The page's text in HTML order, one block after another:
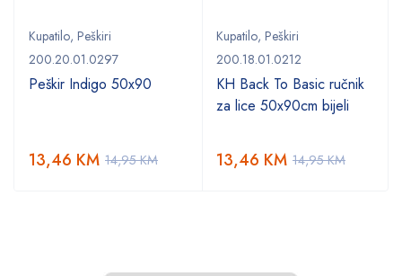
Kupatilo, Peškiri
200.20.01.0297
Peškir Indigo 50x90
14,95KM
13,46 KM
Kupatilo, Peškiri
200.18.01.0212
KH Back To Basic ručnik
za lice 50x90cm bijeli
14,95KM
13,46 KM